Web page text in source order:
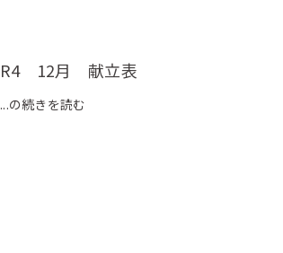
R4 12月 献立表
...の続きを読む